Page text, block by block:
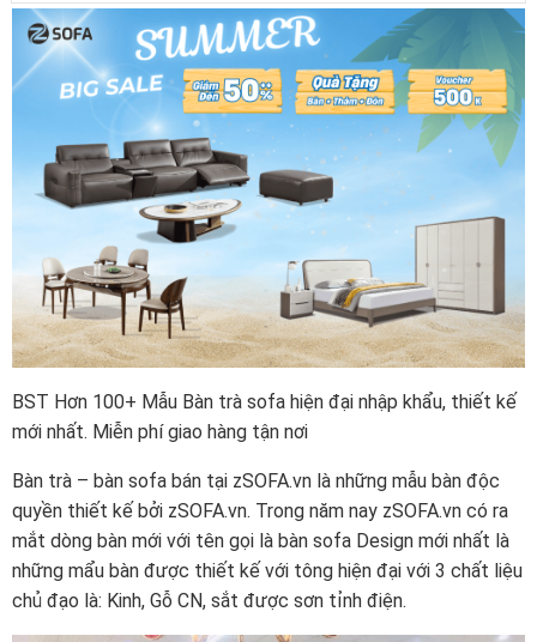
BST Hơn 100+ Mẫu Bàn trà sofa hiện đại nhập khẩu, thiết kế
mới nhất. Miễn phí giao hàng tận nơi
Bàn trà – bàn sofa bán tại zSOFA.vn là những mẫu bàn độc
quyền thiết kế bởi zSOFA.vn. Trong năm nay zSOFA.vn có ra
mắt dòng bàn mới với tên gọi là bàn sofa Design mới nhất là
những mẩu bàn được thiết kế với tông hiện đại với 3 chất liệu
chủ đạo là: Kinh, Gỗ CN, sắt được sơn tỉnh điện.